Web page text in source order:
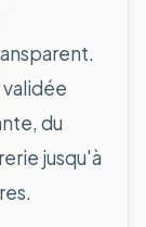
du
jusqu'à